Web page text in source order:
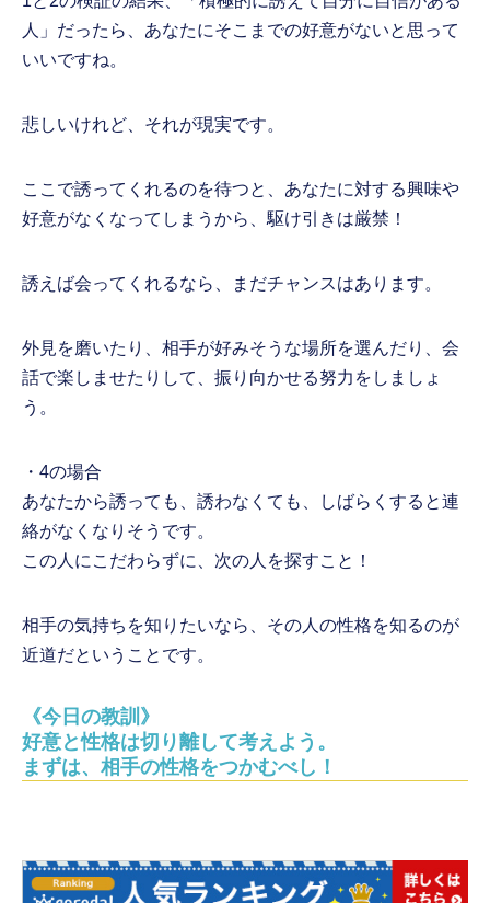
人」だったら、あなたにそこまでの好意がないと思って
いいですね。
悲しいけれど、それが現実です。
ここで誘ってくれるのを待つと、あなたに対する興味や
好意がなくなってしまうから、駆け引きは厳禁！
誘えば会ってくれるなら、まだチャンスはあります。
外見を磨いたり、相手が好みそうな場所を選んだり、会
話で楽しませたりして、振り向かせる努力をしましょ
う。
・4の場合
あなたから誘っても、誘わなくても、しばらくすると連
絡がなくなりそうです。
この人にこだわらずに、次の人を探すこと！
相手の気持ちを知りたいなら、その人の性格を知るのが
近道だということです。
《今日の教訓》
好意と性格は切り離して考えよう。
まずは、相手の性格をつかむべし！